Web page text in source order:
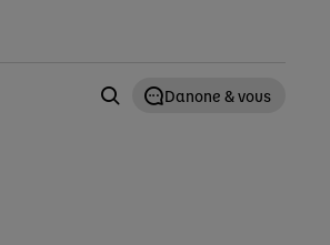
Danone & vous